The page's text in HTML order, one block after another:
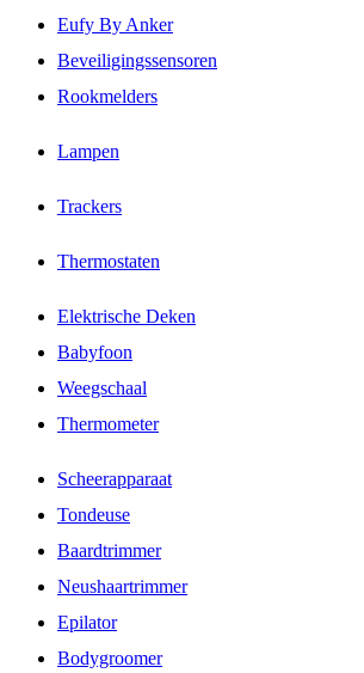
Eufy By Anker
Beveiligingssensoren
Rookmelders
Lampen
Trackers
Thermostaten
Elektrische Deken
Babyfoon
Weegschaal
Thermometer
Scheerapparaat
Tondeuse
Baardtrimmer
Neushaartrimmer
Epilator
Bodygroomer